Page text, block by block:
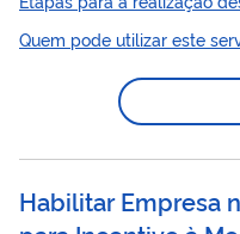
recursos incentivados
recolhimento nos projetos
Quem pode utilizar este
Habilitar Empresa